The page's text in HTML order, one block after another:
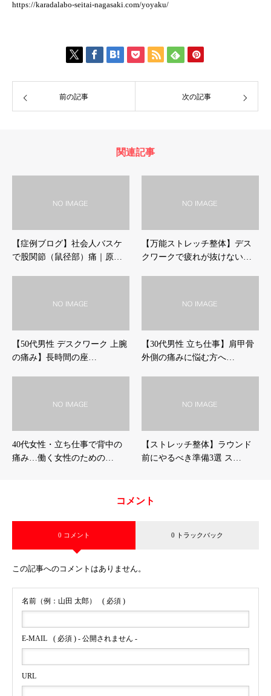
https://karadalabo-seitai-nagasaki.com/yoyaku/
前の記事 次の記事
関連記事
【症例ブログ】社会人バスケ
で股関節（鼠径部）痛｜原…
【万能ストレッチ整体】デス
クワークで疲れが抜けない…
【50代男性 デスクワーク 上腕
の痛み】長時間の座…
【30代男性 立ち仕事】肩甲骨
外側の痛みに悩む方へ…
40代女性・立ち仕事で背中の
痛み…働く女性のための…
【ストレッチ整体】ラウンド
前にやるべき準備3選 ス…
コメント
0 コメント 0 トラックバック
この記事へのコメントはありません。
名前（例：山田 太郎） ( 必須 )
E-MAIL ( 必須 ) - 公開されません -
URL